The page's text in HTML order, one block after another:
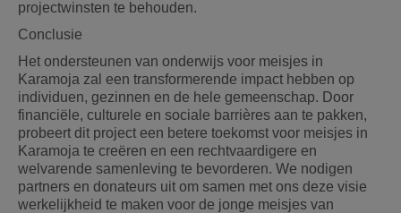
projectwinsten te behouden.
Conclusie
Het ondersteunen van onderwijs voor meisjes in
Karamoja zal een transformerende impact hebben op
individuen, gezinnen en de hele gemeenschap. Door
financiële, culturele en sociale barrières aan te pakken,
probeert dit project een betere toekomst voor meisjes in
Karamoja te creëren en een rechtvaardigere en
welvarende samenleving te bevorderen. We nodigen
partners en donateurs uit om samen met ons deze visie
werkelijkheid te maken voor de jonge meisjes van